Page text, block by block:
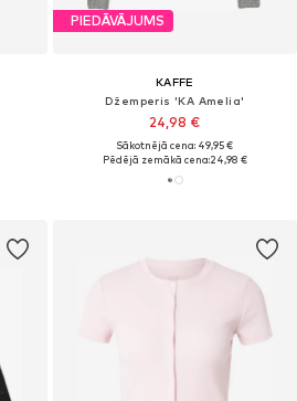
PIEDĀVĀJUMS
KAFFE
Džemperis 'KA Amelia'
24,98 €
Sākotnējā cena: 49,95 €
Pēdējā zemākā cena:24,98 €